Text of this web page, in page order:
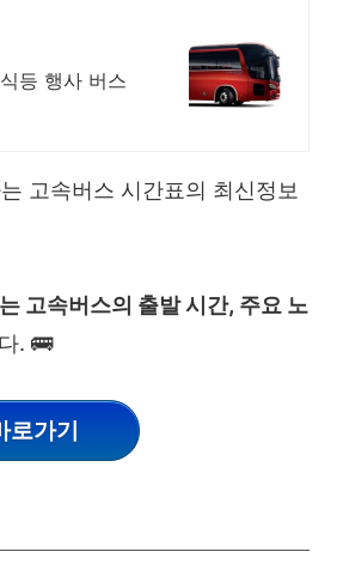
등 행사 버스
고속버스 시간표의 최신정보
고속버스의 출발 시간, 주요 노
. 🚌
가기